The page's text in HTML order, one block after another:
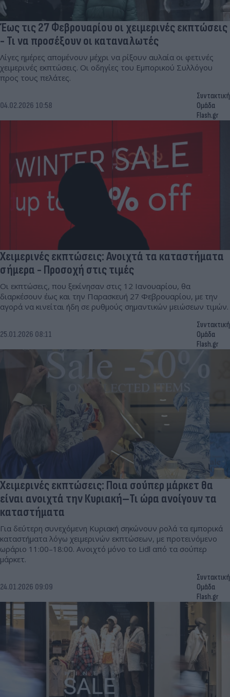
Έως τις 27 Φεβρουαρίου οι χειμερινές εκπτώσεις
- Τι να προσέξουν οι καταναλωτές
Λίγες ημέρες απομένουν μέχρι να ρίξουν αυλαία οι φετινές
χειμερινές εκπτώσεις. Οι οδηγίες του Εμπορικού Συλλόγου
προς τους πελάτες.
04.02.2026 10:58
Συντακτική
Ομάδα
Flash.gr
Χειμερινές εκπτώσεις: Ανοιχτά τα καταστήματα
σήμερα - Προσοχή στις τιμές
Οι εκπτώσεις, που ξεκίνησαν στις 12 Ιανουαρίου, θα
διαρκέσουν έως και την Παρασκευή 27 Φεβρουαρίου, με την
αγορά να κινείται ήδη σε ρυθμούς σημαντικών μειώσεων τιμών.
25.01.2026 08:11
Συντακτική
Ομάδα
Flash.gr
Χειμερινές εκπτώσεις: Ποια σούπερ μάρκετ θα
είναι ανοιχτά την Κυριακή–Τι ώρα ανοίγουν τα
καταστήματα
Για δεύτερη συνεχόμενη Κυριακή σηκώνουν ρολά τα εμπορικά
καταστήματα λόγω χειμερινών εκπτώσεων, με προτεινόμενο
ωράριο 11:00–18:00. Ανοιχτό μόνο το Lidl από τα σούπερ
μάρκετ.
24.01.2026 09:09
Συντακτική
Ομάδα
Flash.gr